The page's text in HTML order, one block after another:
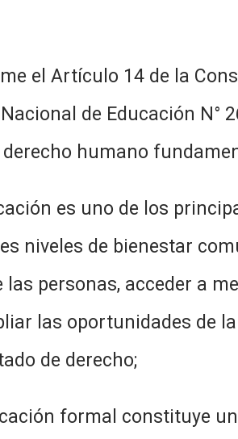
14 de la
de Educación N°
humano
de los principales
niveles de bienestar
personas, acceder a
las oportunidades de
de derecho;
constituye una